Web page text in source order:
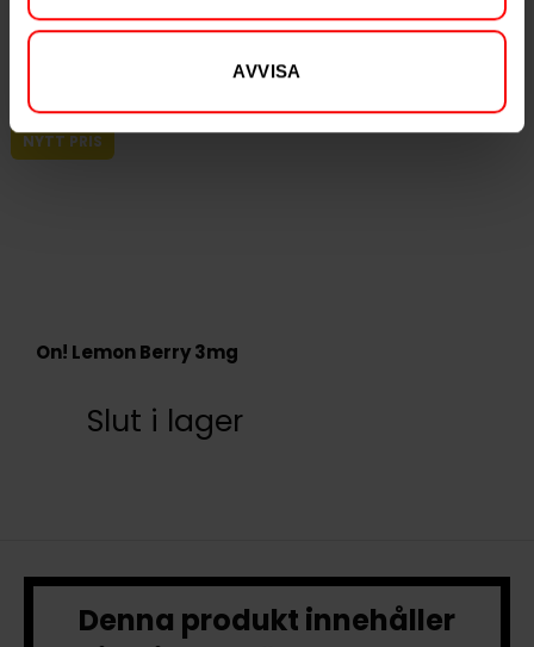
AVVISA
NYTT PRIS
On! Lemon Berry 3mg
Slut i lager
Denna produkt innehåller